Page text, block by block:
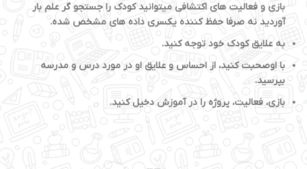
بازی و فعالیت های اکتشافی میتوانید کودک را جستجو گر علم بار
آوردید نه صرفا حفظ کننده یکسری داده های مشخص شده.
به علایق کودک خود توجه کنید.
با اوصحبت کنید، از احساس و علایق او در مورد درس و مدرسه
بپرسید.
بازی، فعالیت، پروژه را در آموزش دخیل کنید.